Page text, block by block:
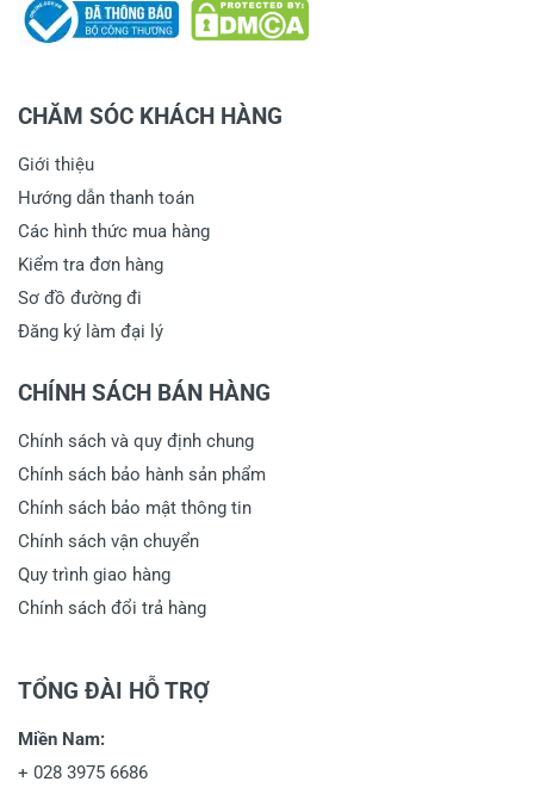
CHĂM SÓC KHÁCH HÀNG
Giới thiệu
Hướng dẫn thanh toán
Các hình thức mua hàng
Kiểm tra đơn hàng
Sơ đồ đường đi
Đăng ký làm đại lý
CHÍNH SÁCH BÁN HÀNG
Chính sách và quy định chung
Chính sách bảo hành sản phẩm
Chính sách bảo mật thông tin
Chính sách vận chuyển
Quy trình giao hàng
Chính sách đổi trả hàng
TỔNG ĐÀI HỖ TRỢ
Miền Nam:
+ 028 3975 6686